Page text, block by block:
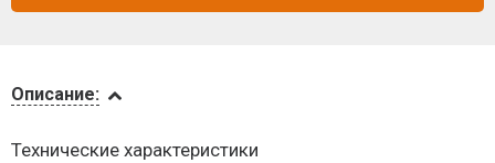
и оплата
Описание:
Технические характеристики